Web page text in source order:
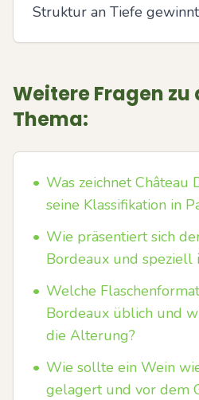
Struktur an Tiefe
Weitere Fragen zu
Thema:
• Was zeichnet Château
seine Klassifikation in
• Wie präsentiert sich
Bordeaux und speziell
• Welche
Bordeaux üblich und
die Alterung?
• Wie sollte ein Wein
gelagert und vor dem